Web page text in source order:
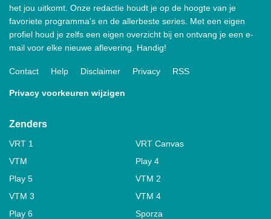
het jou uitkomt. Onze redactie houdt je op de hoogte van je
favoriete programma's en de allerbeste series. Met een eigen
profiel houd je zelfs een eigen overzicht bij en ontvang je een e-
mail voor elke nieuwe aflevering. Handig!
Contact Help Disclaimer Privacy RSS
Privacy voorkeuren wijzigen
Zenders
VRT 1
VRT Canvas
VTM
Play 4
Play 5
VTM 2
VTM 3
VTM 4
Play 6
Sporza